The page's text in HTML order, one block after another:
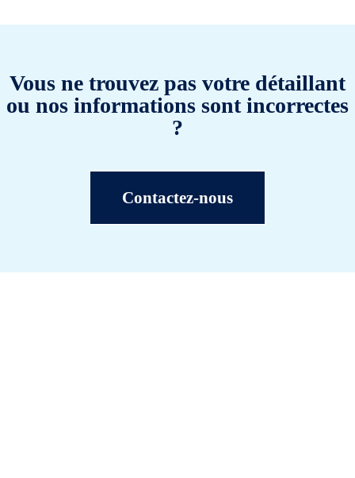
Vous ne trouvez pas votre détaillant
ou nos informations sont incorrectes
?
Contactez-nous